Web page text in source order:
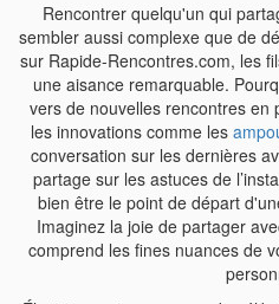
Rencontrer quelqu'un qui
sembler aussi complexe que de
sur Rapide-Rencontres.com, les
une aisance remarquable.
vers de nouvelles rencontres
les innovations comme les
conversation sur les dernières
partage sur les astuces de
bien être le point de départ
Imaginez la joie de partager
comprend les fines nuances de